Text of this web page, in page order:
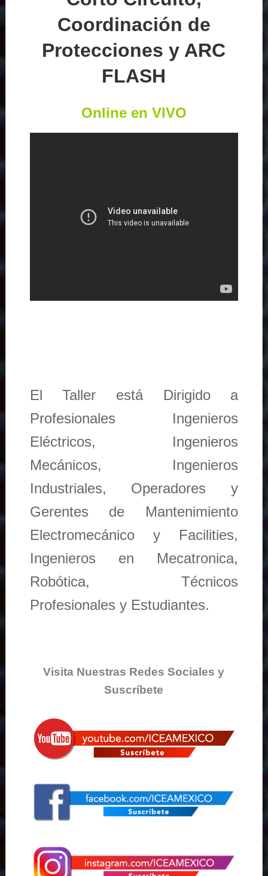
Coordinación de
Protecciones y ARC
FLASH
Online en VIVO
El Taller está Dirigido a
Profesionales Ingenieros
Eléctricos, Ingenieros
Mecánicos, Ingenieros
Industriales, Operadores y
Gerentes de Mantenimiento
Electromecánico y Facilities,
Ingenieros en Mecatronica,
Robótica, Técnicos
Profesionales y Estudiantes.
Visita Nuestras Redes Sociales y
Suscríbete